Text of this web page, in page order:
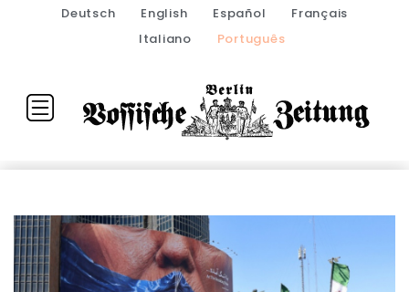
Deutsch English Español
Français
Italiano
Português